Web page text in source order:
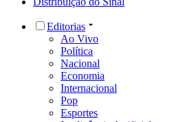
Editorias
Ao Vivo
Política
Nacional
Economia
Internacional
Pop
Esportes